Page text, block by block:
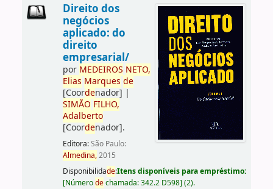
Direito dos
negócios
aplicado: do
direito
empresarial/
por MEDEIROS NETO,
Elias Marques de
[Coordenador] |
SIMÃO FILHO,
Adalberto
[Coordenador].
Editora:São Paulo:
Almedina,2015
Disponibilidade:Itens disponíveis para empréstimo:
[Númerodechamada:342.2 D598] (2).